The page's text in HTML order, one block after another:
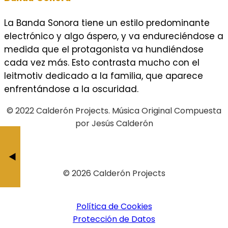
La Banda Sonora tiene un estilo predominante
electrónico y algo áspero, y va endureciéndose a
medida que el protagonista va hundiéndose
cada vez más. Esto contrasta mucho con el
leitmotiv dedicado a la familia, que aparece
enfrentándose a la oscuridad.
© 2022 Calderón Projects. Música Original Compuesta
por Jesús Calderón
© 2026 Calderón Projects
Política de Cookies
Protección de Datos